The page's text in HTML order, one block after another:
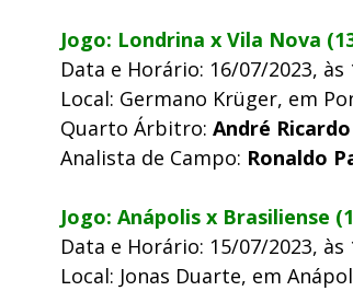
Jogo: Londrina x Vila Nova
Data e Horário: 16/07/2023, às
Local: Germano Krüger, em
Quarto Árbitro: André
Analista de Campo: Ronaldo
Jogo: Anápolis x Brasiliense
Data e Horário: 15/07/2023, às
Local: Jonas Duarte, em